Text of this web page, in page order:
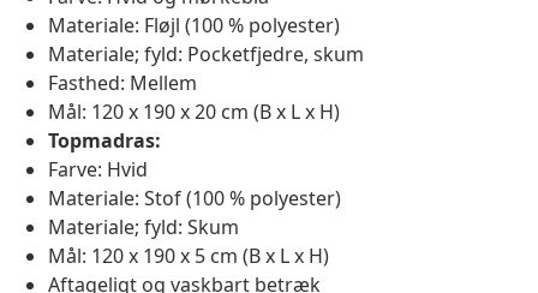
Materiale: Fløjl (100 % polyester)
Materiale; fyld: Pocketfjedre, skum
Fasthed: Mellem
Mål: 120 x 190 x 20 cm (B x L x H)
Topmadras:
Farve: Hvid
Materiale: Stof (100 % polyester)
Materiale; fyld: Skum
Mål: 120 x 190 x 5 cm (B x L x H)
Aftageligt og vaskbart betræk